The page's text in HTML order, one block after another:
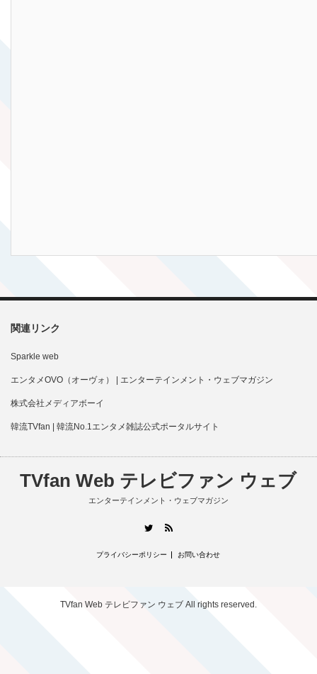
関連リンク
Sparkle web
エンタメOVO（オーヴォ） | エンターテインメント・ウェブマガジン
株式会社メディアボーイ
韓流TVfan | 韓流No.1エンタメ雑誌公式ポータルサイト
TVfan Web テレビファン ウェブ
エンターテインメント・ウェブマガジン
Twitter
プライバシーポリシー お問い合わせ
TVfan Web テレビファン ウェブ All rights reserved.